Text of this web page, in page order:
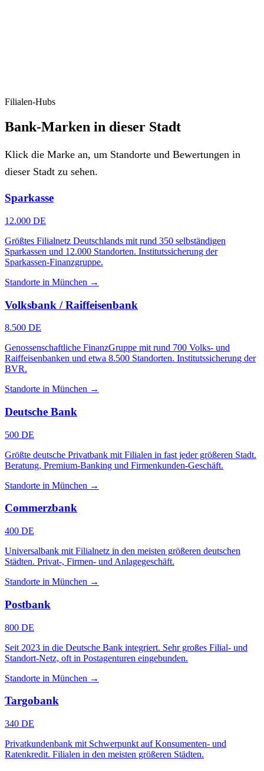
Filialen-Hubs
Bank-Marken in dieser Stadt
Klick die Marke an, um Standorte und Bewertungen in
dieser Stadt zu sehen.
Sparkasse
12.000 DE
Größtes Filialnetz Deutschlands mit rund 350 selbständigen
Sparkassen und 12.000 Standorten. Institutssicherung der
Sparkassen-Finanzgruppe.
Standorte in München →
Volksbank / Raiffeisenbank
8.500 DE
Genossenschaftliche FinanzGruppe mit rund 700 Volks- und
Raiffeisenbanken und etwa 8.500 Standorten. Institutssicherung der
BVR.
Standorte in München →
Deutsche Bank
500 DE
Größte deutsche Privatbank mit Filialen in fast jeder größeren Stadt.
Beratung, Premium-Banking und Firmenkunden-Geschäft.
Standorte in München →
Commerzbank
400 DE
Universalbank mit Filialnetz in den meisten größeren deutschen
Städten. Privat-, Firmen- und Anlagegeschäft.
Standorte in München →
Postbank
800 DE
Seit 2023 in die Deutsche Bank integriert. Sehr großes Filial- und
Standort-Netz, oft in Postagenturen eingebunden.
Standorte in München →
Targobank
340 DE
Privatkundenbank mit Schwerpunkt auf Konsumenten- und
Ratenkredit. Filialen in den meisten größeren Städten.